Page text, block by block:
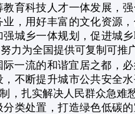
育科技人才一体发展，
，用好丰富的文化资源
城乡一体规划，促进城
力为全国提供可复制可推
一流的和谐宜居之都，
不断提升城市公共安全
，扎实解决人民群众急难
类处置，打造绿色低碳